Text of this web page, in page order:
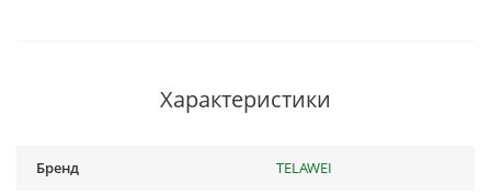
Характеристики
Бренд TELAWEI